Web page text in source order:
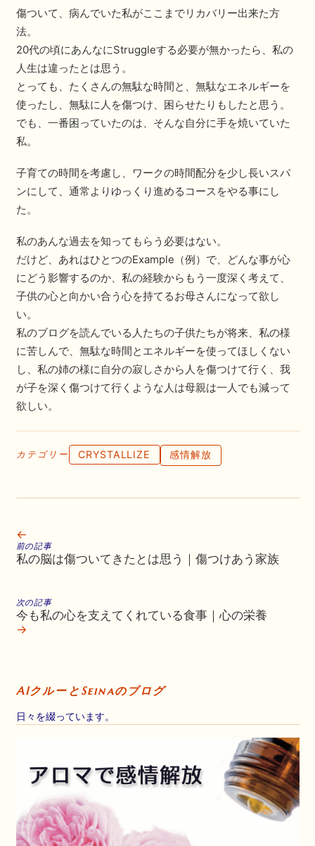
傷ついて、病んでいた私がここまでリカバリー出来た方
法。
20代の頃にあんなにStruggleする必要が無かったら、私の
人生は違ったとは思う。
とっても、たくさんの無駄な時間と、無駄なエネルギーを
使ったし、無駄に人を傷つけ、困らせたりもしたと思う。
でも、一番困っていたのは、そんな自分に手を焼いていた
私。
子育ての時間を考慮し、ワークの時間配分を少し長いスパ
ンにして、通常よりゆっくり進めるコースをやる事にし
た。
私のあんな過去を知ってもらう必要はない。
だけど、あれはひとつのExample（例）で、どんな事が心
にどう影響するのか、私の経験からもう一度深く考えて、
子供の心と向かい合う心を持てるお母さんになって欲し
い。
私のブログを読んでいる人たちの子供たちが将来、私の様
に苦しんで、無駄な時間とエネルギーを使ってほしくない
し、私の姉の様に自分の寂しさから人を傷つけて行く、我
が子を深く傷つけて行くような人は母親は一人でも減って
欲しい。
カテゴリー CRYSTALLIZE 感情解放
←
前の記事
私の脳は傷ついてきたとは思う｜傷つけあう家族
次の記事
今も私の心を支えてくれている食事｜心の栄養
→
AIクルーとSeinaのブログ
日々を綴っています。